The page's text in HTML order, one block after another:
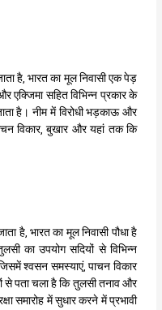
है, भारत का मूल निवासी एक पेड़
एक्जिमा सहित विभिन्न प्रकार के
है। नीम में विरोधी भड़काऊ और
विकार, बुखार और यहां तक कि
है, भारत का मूल निवासी पौधा है
का उपयोग सदियों से विभिन्न
श्वसन समस्याएं, पाचन विकार
से पता चला है कि तुलसी तनाव और
समारोह में सुधार करने में प्रभावी